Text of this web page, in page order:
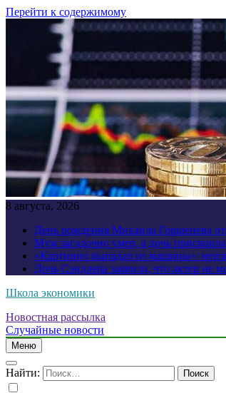
Перейти к содержимому
8 августа, 2026
День рождения Михаила Горшенева
Муж загадочно умер, а дочь
«Картинно выпадал из машины»:
Дочь Сэндлера заявила, что актер не
Школа экономики
Новостная рассылка
Случайные новости
Меню
Найти: